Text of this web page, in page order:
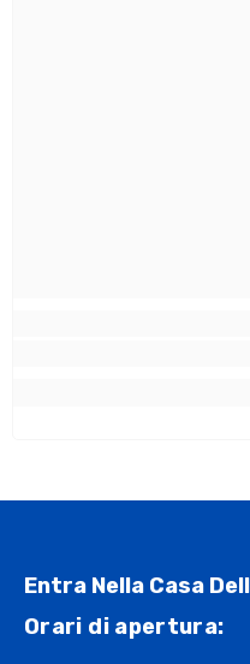
Entra Nella Casa
Orari di apertura: